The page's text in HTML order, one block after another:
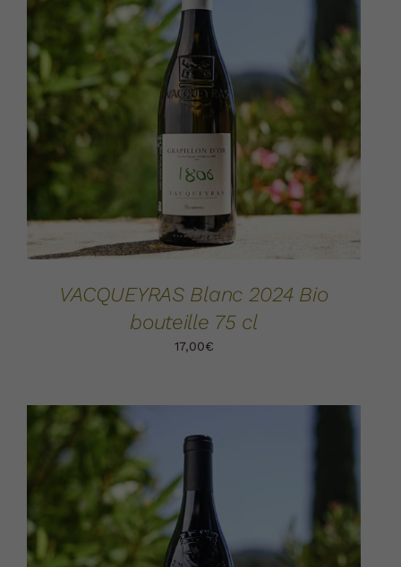
AJOUTER AU PANIER / DÉTAILS
VACQUEYRAS Blanc 2024 Bio
bouteille 75 cl
17,00€